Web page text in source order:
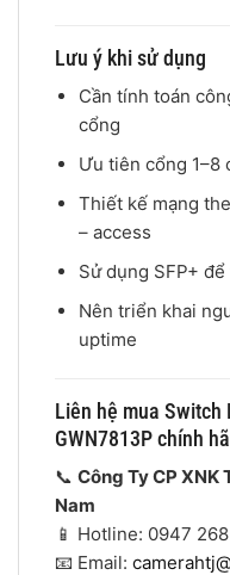
Lưu ý khi sử dụng
Cần tính toán
cổng
Ưu tiên cổng 1–8
Thiết kế mạng
– access
Sử dụng SFP+
Nên triển khai
uptime
Liên hệ mua Switch
GWN7813P chính
📞 Công Ty CP XNK
Nam
📱 Hotline: 0947
📧 Email: